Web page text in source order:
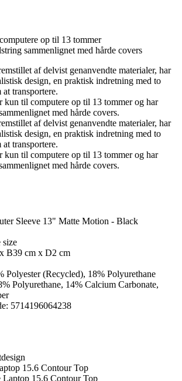
op til 13 tommer
sammenlignet med hårde covers
af delvist genanvendte materialer, har
design, en praktisk indretning med to
transportere.
kun til computere op til 13 tommer og har
med hårde covers.
af delvist genanvendte materialer, har
design, en praktisk indretning med to
transportere.
kun til computere op til 13 tommer og har
med hårde covers.
Sleeve 13" Matte Motion - Black
size
B39 cm x D2 cm
Polyester (Recycled), 18% Polyurethane
Polyurethane, 14% Calcium Carbonate,
5714196064238
15.6 Contour Top